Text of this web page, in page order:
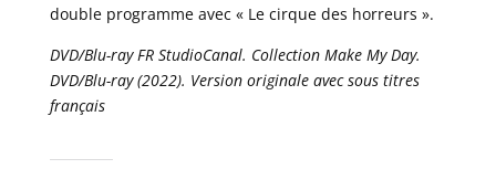
double programme avec « Le cirque des horreurs ».
DVD/Blu-ray FR StudioCanal. Collection Make My Day.
DVD/Blu-ray (2022). Version originale avec sous titres
français